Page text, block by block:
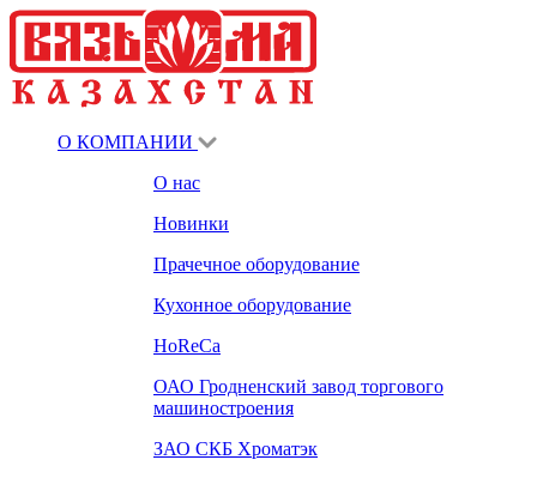
О КОМПАНИИ
О нас
Новинки
Прачечное оборудование
Кухонное оборудование
HoReCa
ОАО Гродненский завод торгового
машиностроения
ЗАО СКБ Хроматэк